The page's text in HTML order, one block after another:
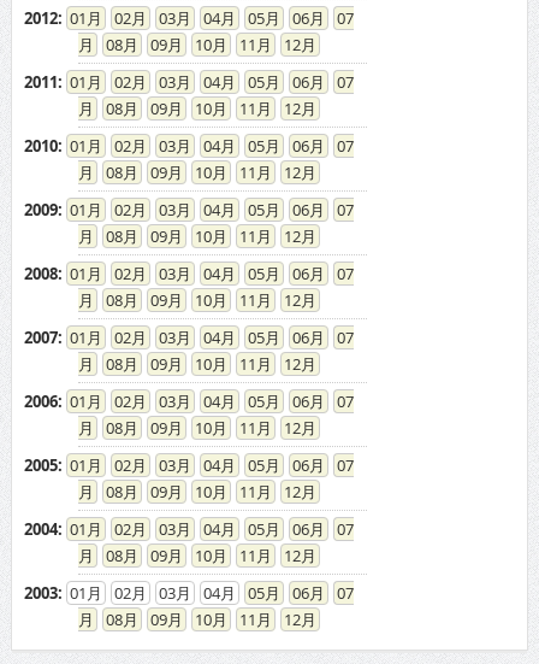
2012: 01 02 03 04 05 06
07
08
09 10 11
12
2011: 01 02 03 04 05 06
07
08
09 10 11
12
2010: 01 02 03 04 05 06
07
08
09 10 11
12
2009: 01 02 03 04 05 06
07
08
09 10 11
12
2008: 01 02 03 04 05 06
07
08
09 10 11
12
2007: 01 02 03 04 05 06
07
08
09 10 11
12
2006: 01 02 03 04 05 06
07
08
09 10 11
12
2005: 01 02 03 04 05 06
07
08
09 10 11
12
2004: 01 02 03 04 05 06
07
08
09 10 11
12
2003: 01 02 03 04 05 06
07
08
09 10 11 12